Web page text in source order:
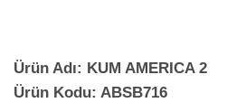
Ürün Adı: KUM AMERICA 2
Ürün Kodu: ABSB716